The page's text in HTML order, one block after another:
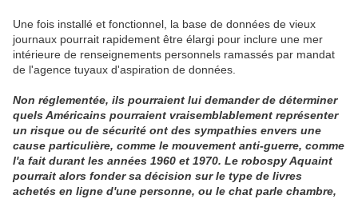
Une fois installé et fonctionnel, la base de données de vieux
journaux pourrait rapidement être élargi pour inclure une mer
intérieure de renseignements personnels ramassés par mandat
de l'agence tuyaux d'aspiration de données.
Non réglementée, ils pourraient lui demander de déterminer
quels Américains pourraient vraisemblablement représenter
un risque ou de sécurité ont des sympathies envers une
cause particulière, comme le mouvement anti-guerre, comme
l'a fait durant les années 1960 et 1970. Le robospy Aquaint
pourrait alors fonder sa décision sur le type de livres
achetés en ligne d'une personne, ou le chat parle chambre,